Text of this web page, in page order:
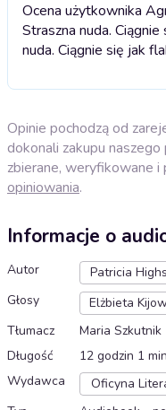
Ocena użytkownika
Straszna nuda.
nuda. Ciągnie się jak
Opinie pochodzą od
dokonali zakupu
zbierane, weryfikowane
opiniowania.
Informacje o
Autor
Patricia
Głosy
Elżbieta
Tłumacz
Maria Szkutnik
Długość
12 godzin 1
Wydawca
Oficyna